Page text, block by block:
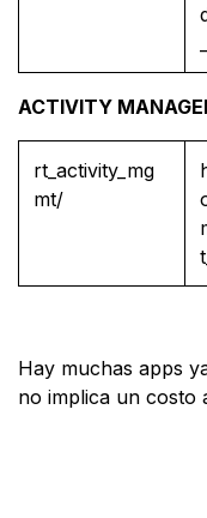
ACTIVITY
rt_activity_mg
mt/
Hay muchas apps
no implica un costo